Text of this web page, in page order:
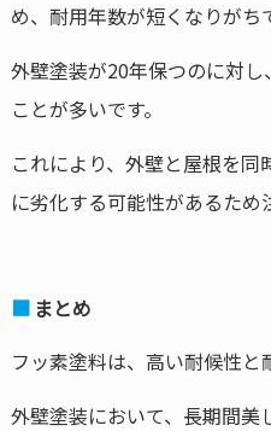
め、耐用年数が短くなりがち
外壁塗装が20年保つのに対
ことが多いです。
これにより、外壁と屋根を
に劣化する可能性があるため
まとめ
フッ素塗料は、高い耐候性と
外壁塗装において、長期間